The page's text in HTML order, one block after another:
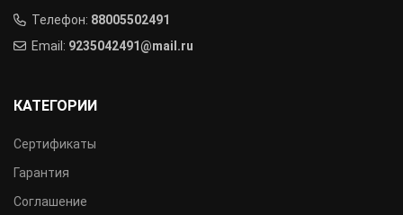
Телефон: 88005502491
Email: 9235042491@mail.ru
КАТЕГОРИИ
Сертификаты
Гарантия
Соглашение